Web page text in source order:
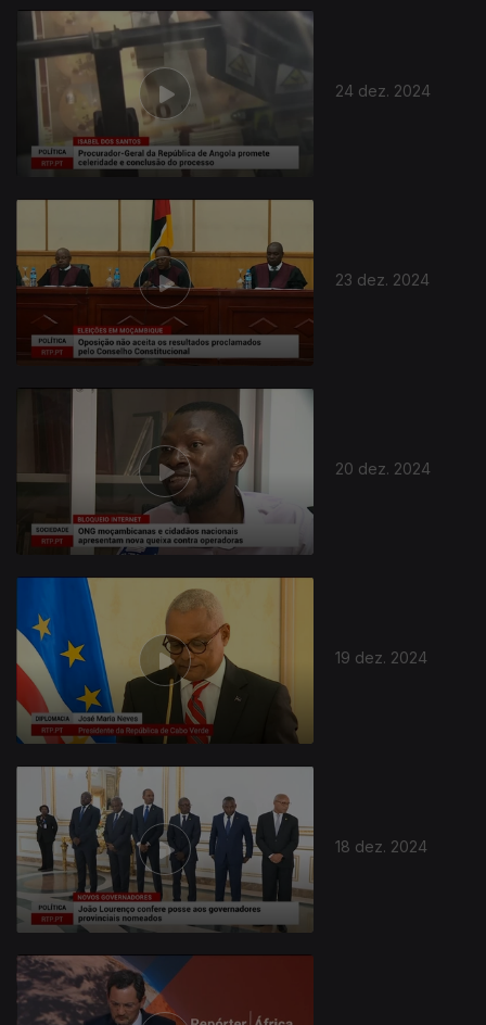
24 dez. 2024
23 dez. 2024
20 dez. 2024
19 dez. 2024
18 dez. 2024
816626